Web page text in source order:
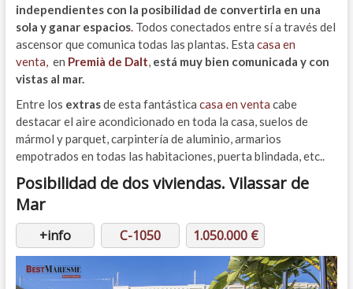
independientes con la posibilidad de convertirla en una
sola y ganar espacios.Todos conectados entre sí a través del
ascensor que comunica todas las plantas. Esta casa en
venta, en Premià de Dalt, está muy bien comunicada y con
vistas al mar.
Entre los extrasde esta fantástica casa en venta cabe
destacar el aire acondicionado en toda la casa, suelos de
mármol y parquet, carpintería de aluminio, armarios
empotrados en todas las habitaciones, puerta blindada, etc..
Posibilidad de dos viviendas. Vilassar de
Mar
+info C-1050 1.050.000 €